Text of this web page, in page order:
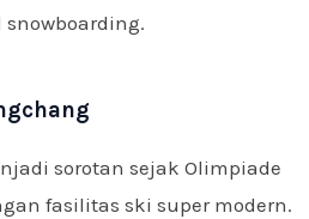
sorotan sejak Olimpiade
fasilitas ski super modern.